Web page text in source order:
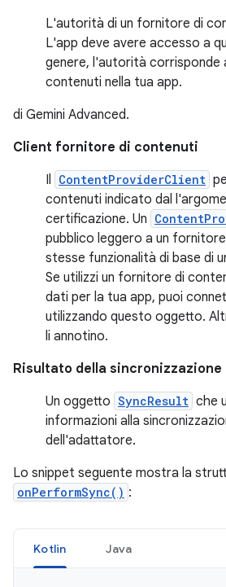
L'autorità di un fornitore di
L'app deve avere accesso a
genere, l'autorità corrisponde
contenuti nella tua app.
di Gemini Advanced.
Client fornitore di contenuti
Il ContentProviderClient
contenuti indicato dal
certificazione. Un
pubblico leggero a un
stesse funzionalità di base di
Se utilizzi un fornitore di
dati per la tua app, puoi
utilizzando questo oggetto.
li annotino.
Risultato della sincronizzazione
Un oggetto SyncResult che
informazioni alla
dell'adattatore.
Lo snippet seguente mostra la
onPerformSync() :
Kotlin Java